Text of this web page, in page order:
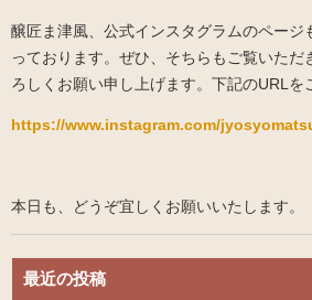
醸匠ま津風、公式インスタグラムのページ
っております。ぜひ、そちらもご覧いただ
ろしくお願い申し上げます。下記のURLを
https://www.instagram.com/
本日も、どうぞ宜しくお願いいたします。
最近の投稿